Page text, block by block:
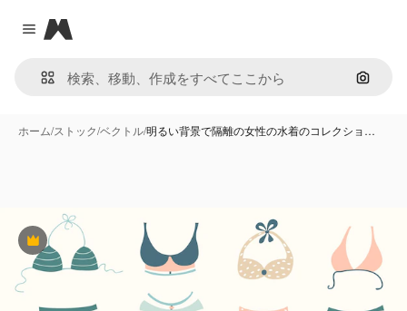
Close menu
Magnific
画像で
ホーム/ストック/ベクトル/明るい背景で隔離の女性の水着のコレクショ…
Premium